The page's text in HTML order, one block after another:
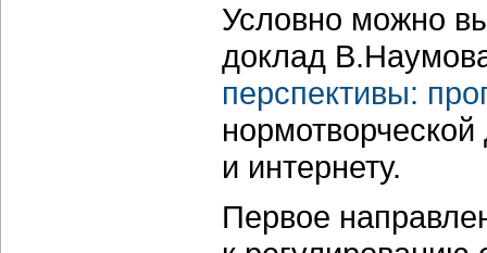
Условно можно
доклад
перспективы:
и интернету.
Первое